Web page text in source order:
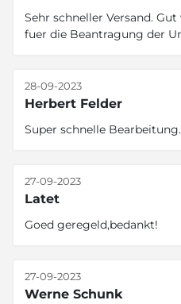
Sehr schneller Versand.
fuer die Beantragung der
Herbert Felder
28-09-2023
Super schnelle
Latet
27-09-2023
Goed geregeld,bedankt!
Werne Schunk
27-09-2023